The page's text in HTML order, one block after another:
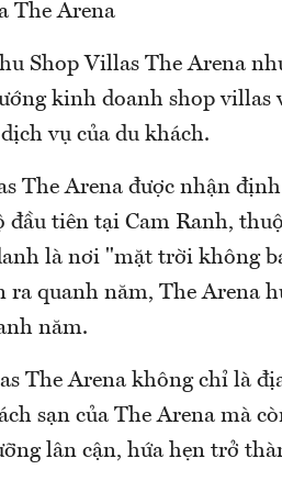
The Arena
Shop Villas The Arena
kinh doanh shop villas
vụ của du khách.
The Arena được nhận
đầu tiên tại Cam Ranh,
là nơi "mặt trời không
quanh năm, The Arena
năm.
The Arena không chỉ là
sạn của The Arena mà
lân cận, hứa hẹn trở